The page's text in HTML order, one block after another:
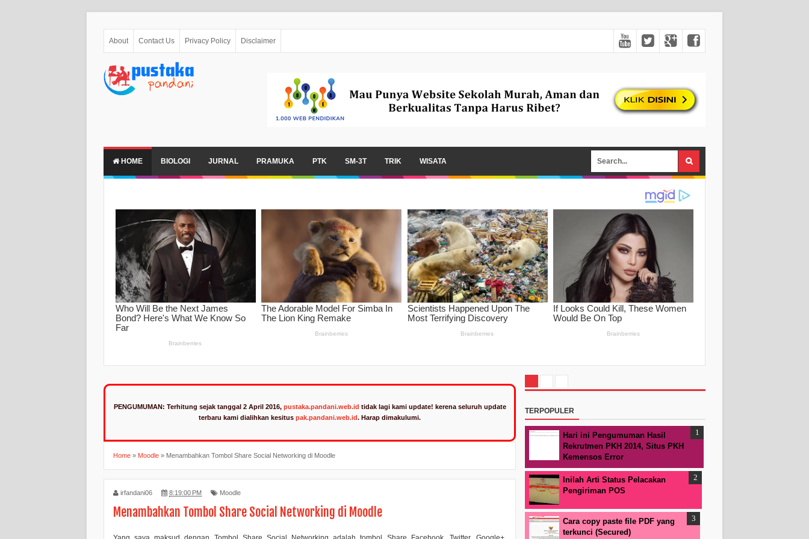
About Contact Us Privacy Policy Disclaimer
HOME BIOLOGI JURNAL PRAMUKA PTK SM-3T TRIK WISATA
PENGUMUMAN: Terhitung sejak tanggal 2 April 2016, pustaka.pandani.web.id tidak lagi kami update! kerena seluruh update
terbaru kami dialihkan kesitus pak.pandani.web.id. Harap dimakulumi.
Home » Moodle » Menambahkan Tombol Share Social Networking di Moodle
irfandani06 8:19:00 PM Moodle
Menambahkan Tombol Share Social Networking di Moodle
TERPOPULER
Hari ini Pengumuman Hasil
Rekrutmen PKH 2014, Situs PKH
Kemensos Error
Inilah Arti Status Pelacakan
Pengiriman POS
Cara copy paste file PDF yang
terkunci (Secured)